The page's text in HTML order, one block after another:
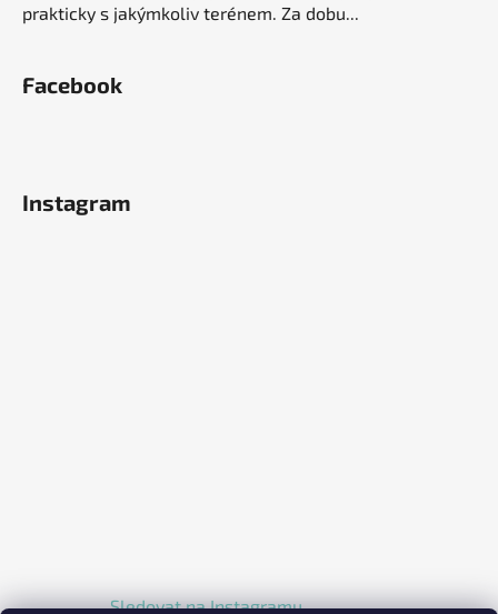
prakticky s jakýmkoliv terénem. Za dobu...
Facebook
Instagram
Sledovat na Instagramu